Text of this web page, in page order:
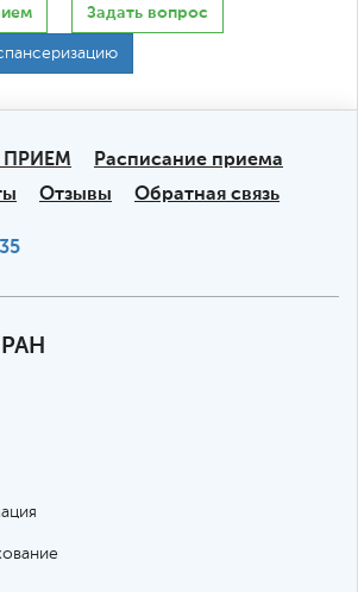
Задать вопрос
ПРИЕМ
Расписание приема
Отзывы Обратная связь